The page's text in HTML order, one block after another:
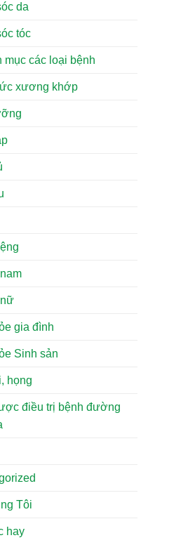
da
tóc
mục các loại bệnh
xương khớp
gia đình
Sinh sản
họng
điều trị bệnh đường
Tôi
hay